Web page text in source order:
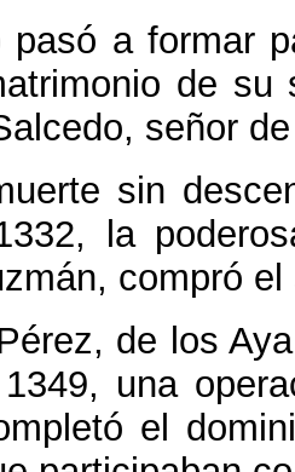
pasó a formar
de su
señor
sin
la
compró
de los
una
el